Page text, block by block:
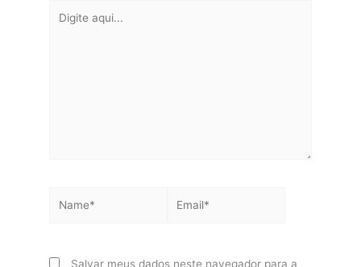
aqui...
Salvar meus dados neste navegador para a